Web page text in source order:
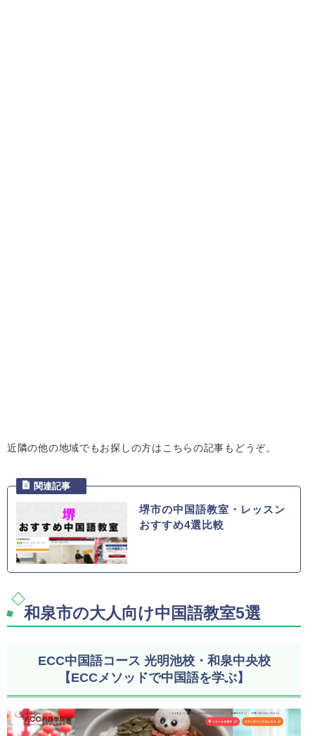
近隣の他の地域でもお探しの方はこちらの記事もどうぞ。
堺市の中国語教室・レッスン
おすすめ4選比較
和泉市の大人向け中国語教室5選
ECC中国語コース 光明池校・和泉中央校
【ECCメソッドで中国語を学ぶ】